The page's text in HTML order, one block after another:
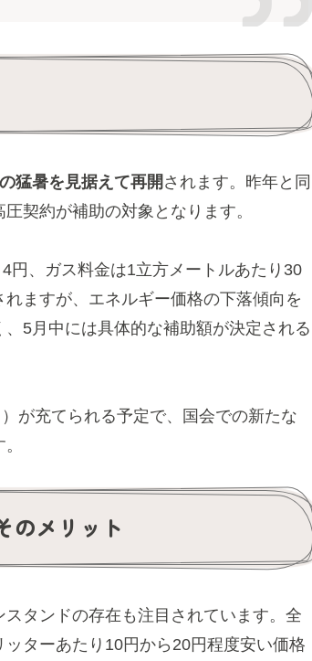
猛暑を見据えて再開 されます。昨年と同
契約が補助の対象となります。
円、ガス料金は1立方メートルあたり30
ますが、エネルギー価格の下落傾向を
5月中には具体的な補助額が決定される
が充てられる予定で、国会での新たな
のメリット
スタンドの存在も注目されています。全
ターあたり10円から20円程度安い価格